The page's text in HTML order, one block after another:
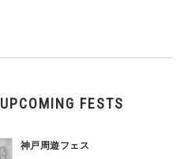
UPCOMING FESTS
神戸周遊フェス